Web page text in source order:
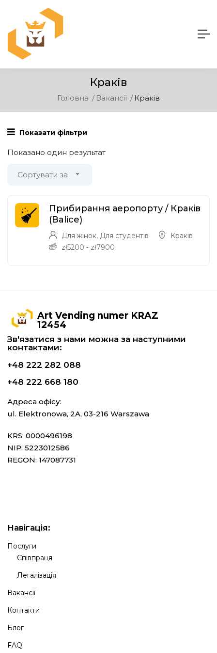
Краків
Головна Вакансії Краків
Показати фільтри
Показано один результат
Сортувати за
Прибирання аеропорту / Краків
(Balice)
Для жінок, Для студентів
Краків
zł5200 - zł7900
Art Vending numer KRAZ
12454
Зв'язатися з нами можна за наступними
контактами:
+48 222 282 088
+48 222 668 180
Адреса офісу:
ul. Elektronowa, 2A, 03-216 Warszawa
KRS: 0000496198
NIP: 5223012586
REGON: 147087731
Навігація:
Послуги
Співпраця
Легалізація
Вакансії
Контакти
Блог
FAQ